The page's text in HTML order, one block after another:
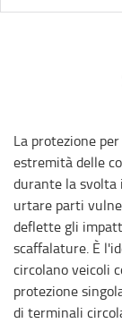
La protezione
estremità delle
durante la svolta
urtare parti
deflette gli
scaffalature. È
circolano veicoli
protezione
di terminali